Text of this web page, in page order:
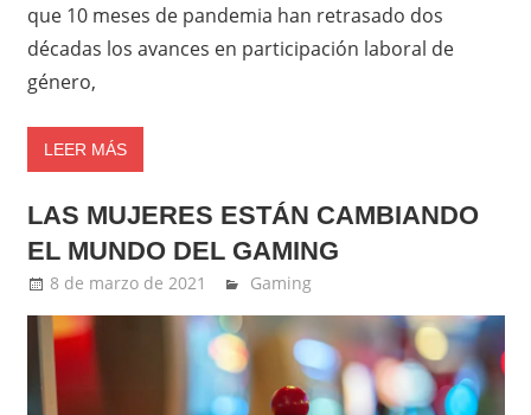
que 10 meses de pandemia han retrasado dos
décadas los avances en participación laboral de
género,
LEER MÁS
LAS MUJERES ESTÁN CAMBIANDO
EL MUNDO DEL GAMING
8 de marzo de 2021 Ernesto Herrera
Gaming